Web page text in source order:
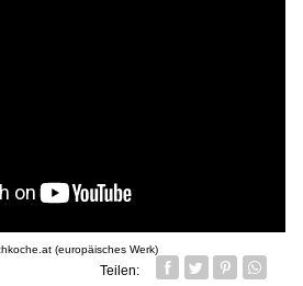
(europäisches Werk)
Teilen: